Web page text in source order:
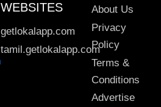
WEBSITES
getlokalapp.com
tamil.getlokalapp.com
About Us
Privacy
Policy
Terms &
Conditions
Advertise